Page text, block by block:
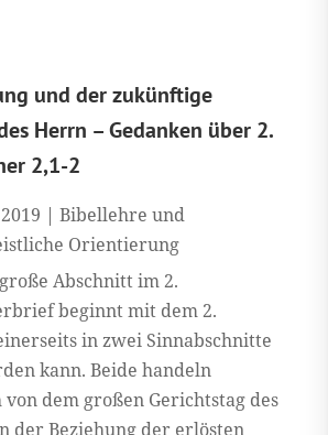
und der zukünftige
Herrn – Gedanken über 2.
2,1-2
| Bibellehre und
Orientierung
Abschnitt im 2.
beginnt mit dem 2.
in zwei Sinnabschnitte
kann. Beide handeln
dem großen Gerichtstag des
der Beziehung der erlösten